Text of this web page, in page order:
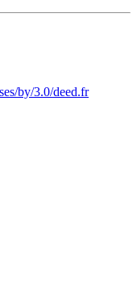
by/3.0/deed.fr